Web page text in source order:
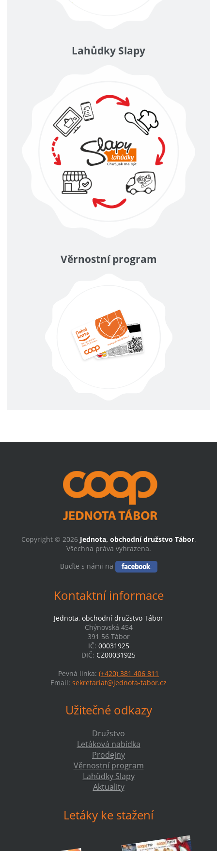
Lahůdky Slapy
Věrnostní program
Copyright © 2026 Jednota, obchodní družstvo Tábor.
Všechna práva vyhrazena.
Buďte s námi na
Kontaktní informace
Jednota, obchodní družstvo Tábor
Chýnovská 454
391 56 Tábor
IČ: 00031925
DIČ: CZ00031925
Pevná linka: (+420) 381 406 811
Email: sekretariat@jednota-tabor.cz
Užitečné odkazy
Družstvo
Letáková nabídka
Prodejny
Věrnostní program
Lahůdky Slapy
Aktuality
Letáky ke stažení